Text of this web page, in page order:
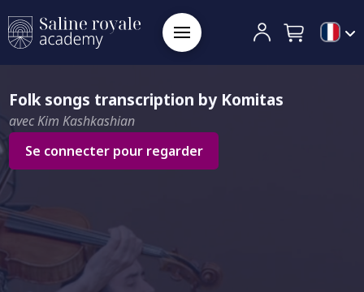
Folk songs transcription by Komitas
avec Kim Kashkashian
Se connecter pour regarder